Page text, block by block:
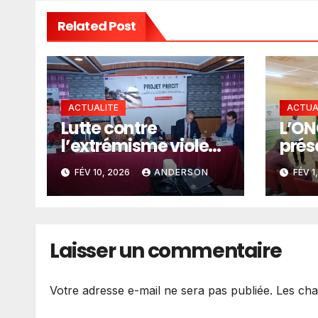
Related Post
ACTUALITE
Lutte contre
l’extrémisme violent
dans les territoires
frontaliers du Golfe
de Guinée: le projet
FÉV 10, 2026 ANDERSON «
aux
Yoto
FÉV
Laisser un commentaire
Votre adresse e-mail ne sera pas publiée. Les